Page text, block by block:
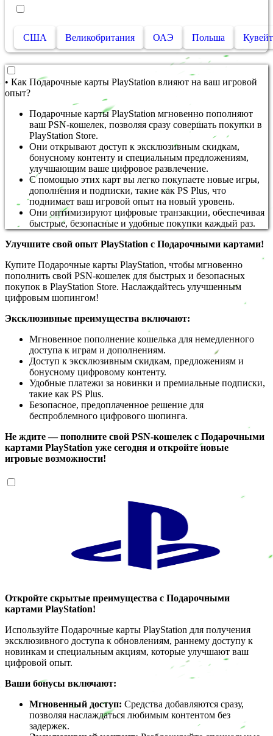
США
Великобритания ОАЭ Польша Кувейт
• Как Подарочные карты PlayStation влияют на ваш игровой
опыт?
Подарочные карты PlayStation мгновенно пополняют
ваш PSN-кошелек, позволяя сразу совершать покупки в
PlayStation Store.
Они открывают доступ к эксклюзивным скидкам,
бонусному контенту и специальным предложениям,
улучшающим ваше цифровое развлечение.
С помощью этих карт вы легко покупаете новые игры,
дополнения и подписки, такие как PS Plus, что
поднимает ваш игровой опыт на новый уровень.
Они оптимизируют цифровые транзакции, обеспечивая
быстрые, безопасные и удобные покупки каждый раз.
Улучшите свой опыт PlayStation с Подарочными картами!
Купите Подарочные карты PlayStation, чтобы мгновенно
пополнить свой PSN-кошелек для быстрых и безопасных
покупок в PlayStation Store. Наслаждайтесь улучшенным
цифровым шопингом!
Эксклюзивные преимущества включают:
Мгновенное пополнение кошелька для немедленного
доступа к играм и дополнениям.
Доступ к эксклюзивным скидкам, предложениям и
бонусному цифровому контенту.
Удобные платежи за новинки и премиальные подписки,
такие как PS Plus.
Безопасное, предоплаченное решение для
беспроблемного цифрового шопинга.
Не ждите — пополните свой PSN-кошелек с Подарочными
картами PlayStation уже сегодня и откройте новые
игровые возможности!
Откройте скрытые преимущества с Подарочными
картами PlayStation!
Используйте Подарочные карты PlayStation для получения
эксклюзивного доступа к обновлениям, раннему доступу к
новинкам и специальным акциям, которые улучшают ваш
цифровой опыт.
Ваши бонусы включают:
Мгновенный доступ: Средства добавляются сразу,
позволяя наслаждаться любимым контентом без
задержек.